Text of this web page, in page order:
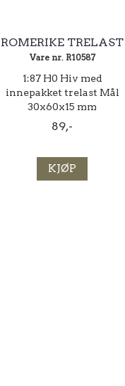
ROMERIKE TRELAST
Vare nr. R10587
1:87 H0 Hiv med
innepakket trelast Mål
30x60x15 mm
89,-
KJØP